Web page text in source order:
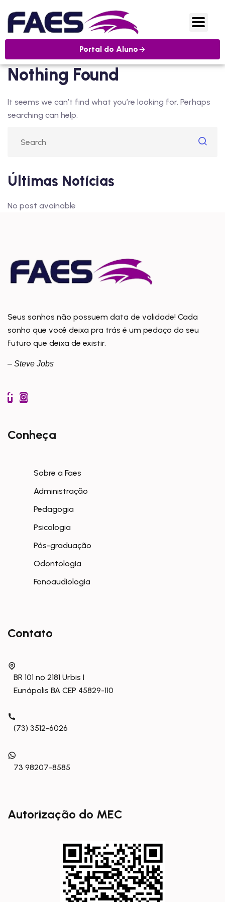
Portal do Aluno
Nothing Found
It seems we can’t find what you’re looking for. Perhaps
searching can help.
Últimas Notícias
No post avainable
Seus sonhos não possuem data de validade! Cada
sonho que você deixa pra trás é um pedaço do seu
futuro que deixa de existir.
– Steve Jobs
Conheça
Sobre a Faes
Administração
Pedagogia
Psicologia
Pós-graduação
Odontologia
Fonoaudiologia
Contato
BR 101 nº 2181 Urbis I
Eunápolis BA CEP 45829-110
(73) 3512-6026
73 98207-8585
Autorização do MEC